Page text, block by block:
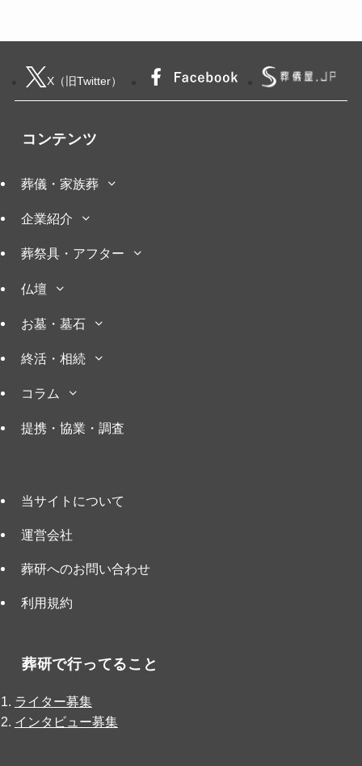
X（旧Twitter）
コンテンツ
葬儀・家族葬
企業紹介
葬祭具・アフター
仏壇
お墓・墓石
終活・相続
コラム
提携・協業・調査
当サイトについて
運営会社
葬研へのお問い合わせ
利用規約
葬研で行ってること
ライター募集
インタビュー募集